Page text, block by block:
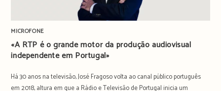
MICROFONE
«A RTP é o grande motor da produção audiovisual
independente em Portugal»
Há 30 anos na televisão, José Fragoso volta ao canal público português
em 2018, altura em que a Rádio e Televisão de Portugal inicia um